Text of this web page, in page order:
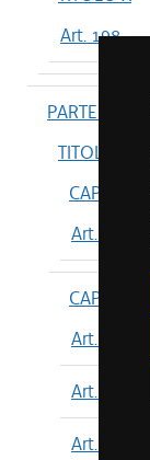
Art. 198
PARTE IV
TITOLO I
CAPO I
Art. 199
CAPO II
Art. 200
Art. 201
Art. 202